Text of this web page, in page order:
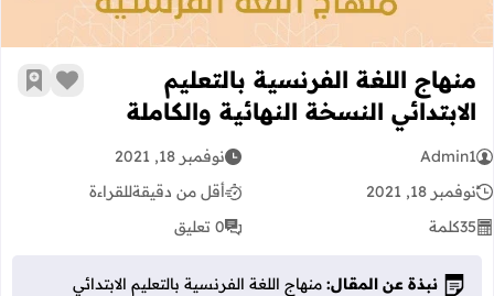
منهاج اللغة الفرنسية بالتعليم
الابتدائي النسخة النهائية والكاملة
زر أضف
Admin1
نوفمبر 18, 2021
نوفمبر 18, 2021
أقل من دقيقةللقراءة
35كلمة 0 تعليق
نبذة عن المقال: منهاج اللغة الفرنسية بالتعليم الابتدائي